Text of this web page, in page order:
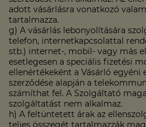
adott vásárlásra vonatkozó
tartalmazza.
g) A vásárlás lebonyolítására
telefon, internetkapcsolattal
stb.) internet-, mobil- vagy más
esetlegesen a speciális fizetési
ellenértékeként a Vásárló egyéni
szerződése alapján a
számíthat fel. A Szolgáltató
szolgáltatást nem alkalmaz.
h) A feltüntetett árak az
teljes összegét tartalmazzák